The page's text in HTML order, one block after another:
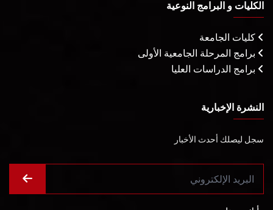
الكليات و البرامج النوعية
كليات الجامعة
برامج المرحلة الجامعية الأولى
برامج الدراسات العليا
النشرة الإخبارية
سجل ليصلك أحدث الأخبار